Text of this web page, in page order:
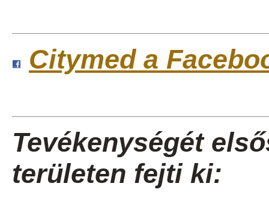
Citymed a
Tevékenységét
területen fejti ki: